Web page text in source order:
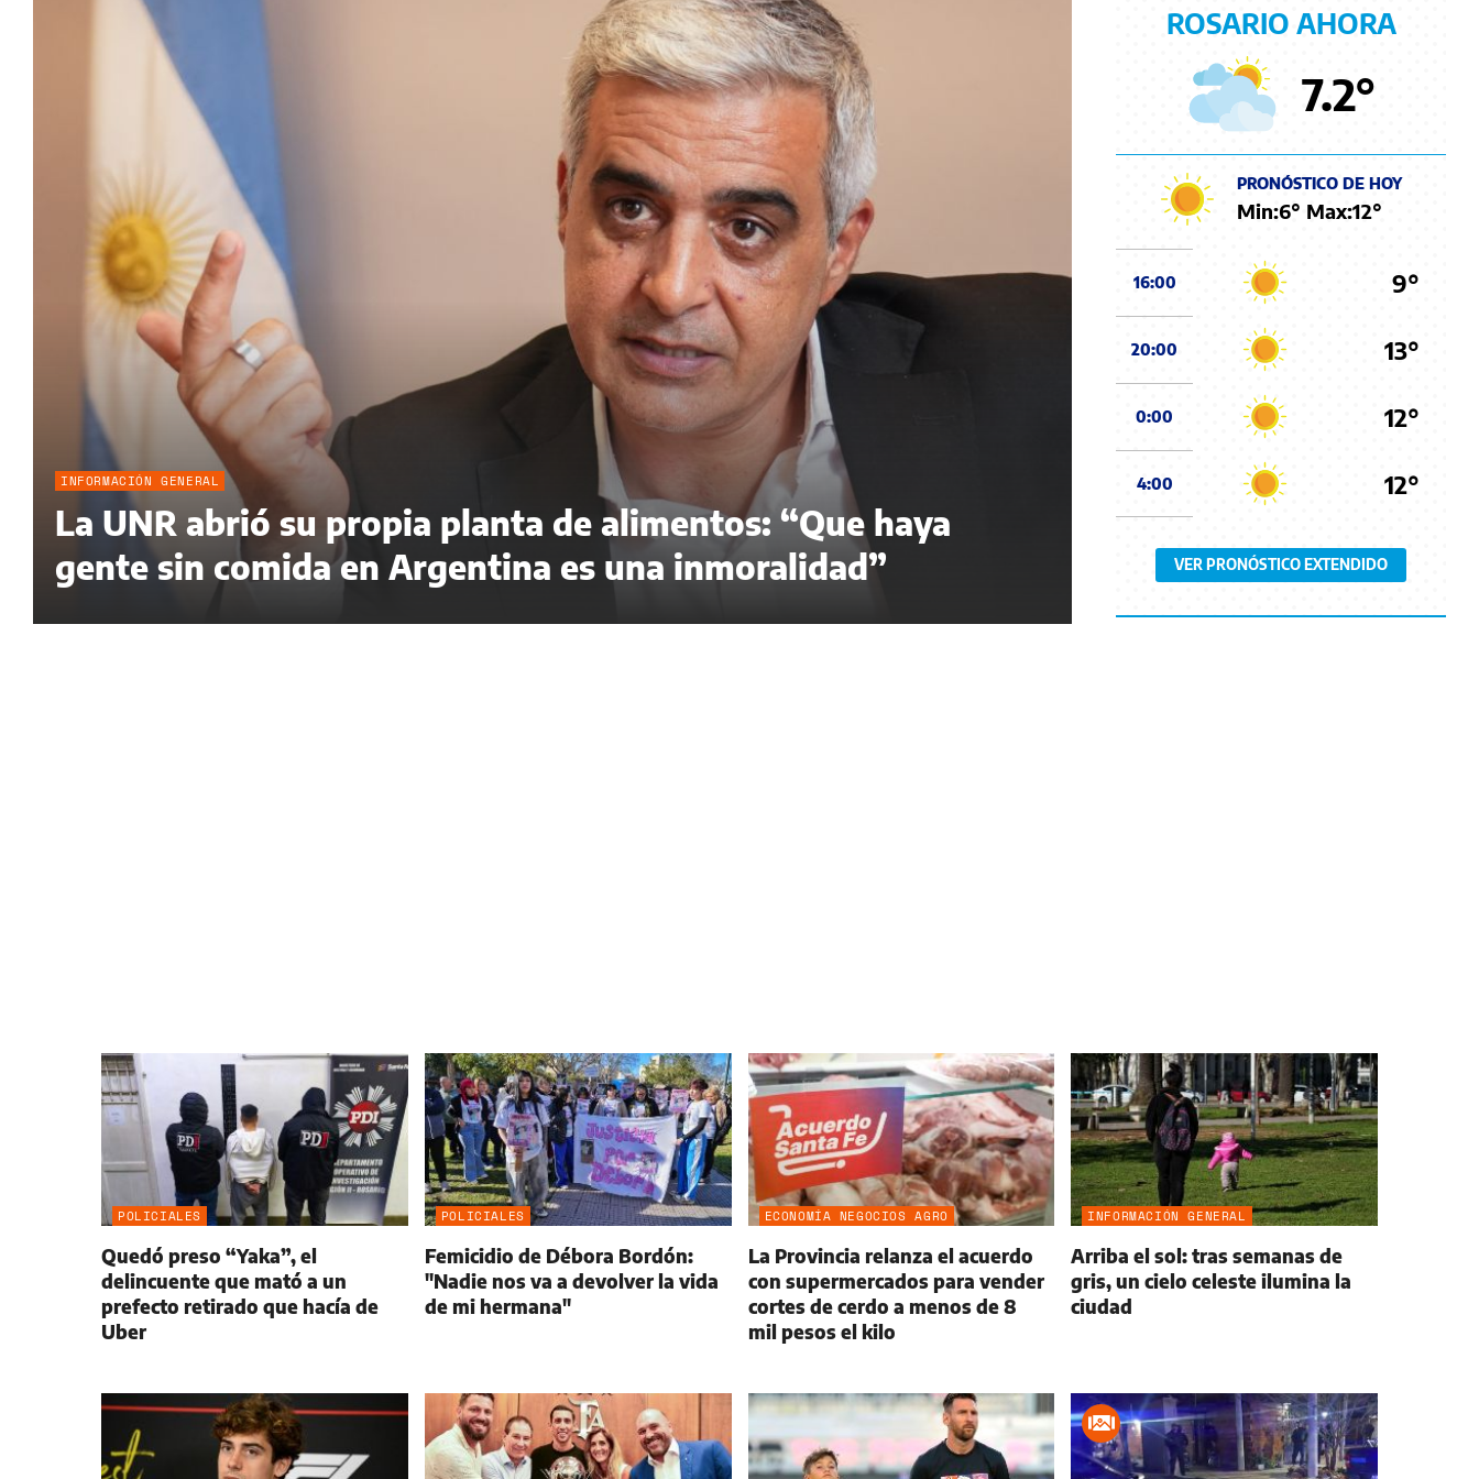
INFORMACIÓN GENERAL
La UNR abrió su propia planta de alimentos: “Que haya
gente sin comida en Argentina es una inmoralidad”
ROSARIO AHORA
7.2°
PRONÓSTICO DE HOY
Min:6° Max:12°
16:00 9°
20:00 13°
0:00 12°
4:00 12°
VER PRONÓSTICO EXTENDIDO
POLICIALES
Quedó preso “Yaka”, el
delincuente que mató a un
prefecto retirado que hacía de
Uber
POLICIALES
Femicidio de Débora Bordón:
"Nadie nos va a devolver la vida
de mi hermana"
ECONOMÍA NEGOCIOS AGRO
La Provincia relanza el acuerdo
con supermercados para vender
cortes de cerdo a menos de 8
mil pesos el kilo
INFORMACIÓN GENERAL
Arriba el sol: tras semanas de
gris, un cielo celeste ilumina la
ciudad